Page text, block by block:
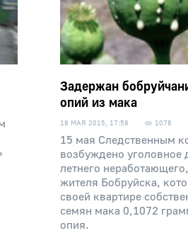
Задержан
опий из мака
18 МАЯ 2015, 17:58 1078
15 мая Следственным
возбуждено уголовное
летнего
жителя Бобруйска,
своей квартире
семян мака 0,1072
опия.